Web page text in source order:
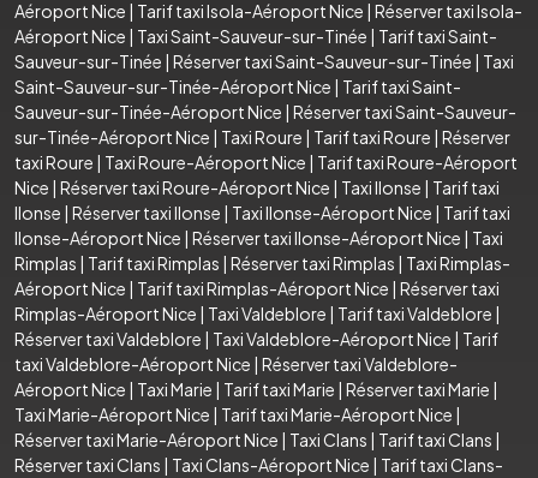
Aéroport Nice | Tarif taxi Isola-Aéroport Nice | Réserver taxi Isola-
Aéroport Nice | Taxi Saint-Sauveur-sur-Tinée | Tarif taxi Saint-
Sauveur-sur-Tinée | Réserver taxi Saint-Sauveur-sur-Tinée | Taxi
Saint-Sauveur-sur-Tinée-Aéroport Nice | Tarif taxi Saint-
Sauveur-sur-Tinée-Aéroport Nice | Réserver taxi Saint-Sauveur-
sur-Tinée-Aéroport Nice | Taxi Roure | Tarif taxi Roure | Réserver
taxi Roure | Taxi Roure-Aéroport Nice | Tarif taxi Roure-Aéroport
Nice | Réserver taxi Roure-Aéroport Nice | Taxi Ilonse | Tarif taxi
Ilonse | Réserver taxi Ilonse | Taxi Ilonse-Aéroport Nice | Tarif taxi
Ilonse-Aéroport Nice | Réserver taxi Ilonse-Aéroport Nice | Taxi
Rimplas | Tarif taxi Rimplas | Réserver taxi Rimplas | Taxi Rimplas-
Aéroport Nice | Tarif taxi Rimplas-Aéroport Nice | Réserver taxi
Rimplas-Aéroport Nice | Taxi Valdeblore | Tarif taxi Valdeblore |
Réserver taxi Valdeblore | Taxi Valdeblore-Aéroport Nice | Tarif
taxi Valdeblore-Aéroport Nice | Réserver taxi Valdeblore-
Aéroport Nice | Taxi Marie | Tarif taxi Marie | Réserver taxi Marie |
Taxi Marie-Aéroport Nice | Tarif taxi Marie-Aéroport Nice |
Réserver taxi Marie-Aéroport Nice | Taxi Clans | Tarif taxi Clans |
Réserver taxi Clans | Taxi Clans-Aéroport Nice | Tarif taxi Clans-